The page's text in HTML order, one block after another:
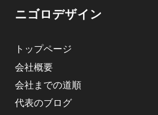
ニゴロデザイン
トップページ
会社概要
会社までの道順
代表のブログ